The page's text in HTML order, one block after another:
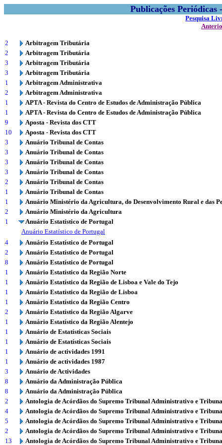
Publicações
Pesquisa
2
Arbitragem Tributária
2
Arbitragem Tributária
3
Arbitragem Tributária
3
Arbitragem Tributária
1
Arbitragem Administrativa
2
Arbitragem Administrativa
1
APTA - Revista do Centro de Estudos de Administração Pública
1
APTA - Revista do Centro de Estudos de Administração Pública
9
Aposta - Revista dos CTT
10
Aposta - Revista dos CTT
3
Anuário Tribunal de Contas
3
Anuário Tribunal de Contas
3
Anuário Tribunal de Contas
3
Anuário Tribunal de Contas
2
Anuário Tribunal de Contas
1
Anuário Tribunal de Contas
1
Anuário Ministério da Agricultura, do Desenvolvimento Rural e das
2
Anuário Ministério da Agricultura
1
Anuário Estatístico de Portugal
Anuário Estatístico de Portugal
4
Anuário Estatístico de Portugal
2
Anuário Estatístico de Portugal
8
Anuário Estatístico de Portugal
1
Anuário Estatístico da Região Norte
1
Anuário Estatístico da Região de Lisboa e Vale do Tejo
1
Anuário Estatístico da Região de Lisboa
1
Anuário Estatístico da Região Centro
2
Anuário Estatístico da Região Algarve
1
Anuário Estatístico da Região Alentejo
1
Anuário de Estatísticas Sociais
1
Anuário de Estatísticas Sociais
1
Anuário de actividades 1991
1
Anuário de actividades 1987
3
Anuário de Actividades
8
Anuário da Administração Pública
8
Anuário da Administração Pública
2
Antologia de Acórdãos do Supremo Tribunal Administrativo e
4
Antologia de Acórdãos do Supremo Tribunal Administrativo e
5
Antologia de Acórdãos do Supremo Tribunal Administrativo e
2
Antologia de Acórdãos do Supremo Tribunal Administrativo e
13
Antologia de Acórdãos do Supremo Tribunal Administrativo e